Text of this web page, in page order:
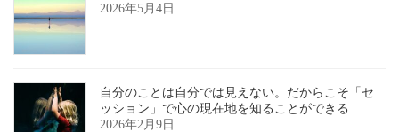
2026年5月4日
自分のことは自分では見えない。だからこそ「セ
ッション」で心の現在地を知ることができる
2026年2月9日